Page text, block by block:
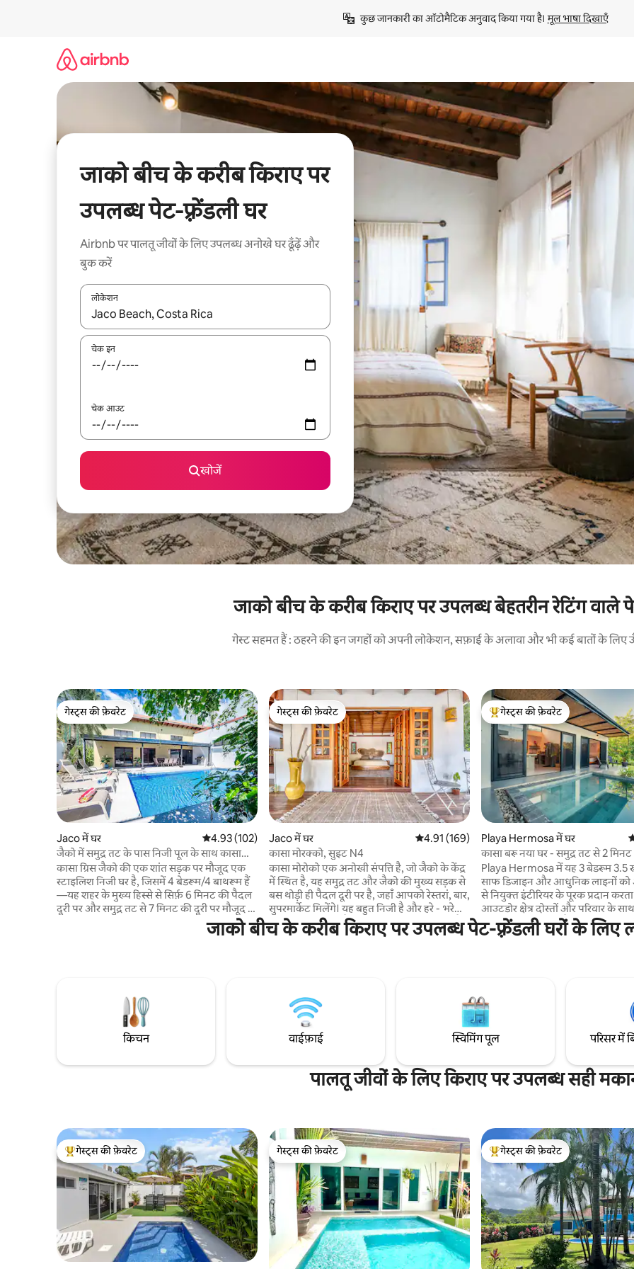
कुछ जानकारी का ऑटोमैटिक अनुवाद किया गया है। मूल भाषा दिखाएँ
जाको बीच के करीब किराए पर
उपलब्ध पेट-फ़्रेंडली घर
Airbnb पर पालतू जीवों के लिए उपलब्ध अनोखे घर ढूँढ़ें और
बुक करें
लोकेशन
नतीजों के उपलब्ध होने पर, अप और डाउन 'ऐरो की' का इस्तेमाल करके नेविगेट करें या टच या फिर स्वाइप जेस्चर का इस्तेमाल करके एक्सप्लोर करें।
चेक इन
चेक आउट
खोजें
जाको बीच के करीब किराए पर उपलब्ध बेहतरीन रेटिंग वाले
गेस्ट सहमत हैं : ठहरने की इन जगहों को अपनी लोकेशन, सफ़ाई के अलावा और भी कई बातों के लिए
गेस्ट्स की फ़ेवरेट
गेस्ट्स की फ़ेवरेट
Jaco में घर औसत रेटिंग 5 में से 4.93, 102 समीक्षाएँ
4.93 (102)
जैको में समुद्र तट के पास निजी पूल के साथ कासा
ग्रिस
कासा ग्रिस जैको की एक शांत सड़क पर मौजूद एक
स्टाइलिश निजी घर है, जिसमें 4 बेडरूम/4 बाथरूम हैं
—यह शहर के मुख्य हिस्से से सिर्फ़ 6 मिनट की पैदल
दूरी पर और समुद्र तट से 7 मिनट की दूरी पर मौजूद है।
एक बड़े, पूरी तरह से निजी पूल, 10 लोगों के लिए
डाइनिंग व्यवस्था वाली कवर्ड टेरेस, बारबेक्यू और
13 वयस्कों + 2 बच्चों के ठहरने की जगह। पालतू
जानवरों के लिए अनुकूल (1 कुत्ता, शुल्क लागू)।
गेस्ट्स की फ़ेवरेट
गेस्ट्स की फ़ेवरेट
Jaco में घर औसत रेटिंग 5 में से 4.91, 169 समीक्षाएँ
4.91 (169)
कासा मोरक्को, सुइट N4
कासा मोरोको एक अनोखी संपत्ति है, जो जैको के केंद्र
में स्थित है, यह समुद्र तट और जैको की मुख्य सड़क से
बस थोड़ी ही पैदल दूरी पर है, जहाँ आपको रेस्तरां, बार,
सुपरमार्केट मिलेंगे। यह बहुत निजी है और हरे - भरे
बगीचों से घिरा हुआ है। सुइट पूरी तरह से सुसज्जित है
और आराम से आपकी मेज़बानी करने के लिए तैयार
और सुरक्षा के लिए किसी भी मेहमान को आने की
इजाज़त नहीं
गेस्ट्स का टॉप फ़ेवरेट
गेस्ट्स की फ़ेवरेट
Playa Hermosa में घर
कासा बरू नया घर - समुद्र तट से 2 मिनट
Playa Hermosa में यह 3 बेडरूम 3.5
साफ डिजाइन और आधुनिक लाइनों को
से नियुक्त इंटीरियर के पूरक प्रदान करता
आउटडोर क्षेत्र दोस्तों और परिवार के
करने की अनुमति देते हैं, और स्विमिंग
रिकान सूरज का आनंद लेने के लिए एक
के साथ।
जाको बीच के करीब किराए पर उपलब्ध पेट-फ़्रेंडली घरों के लिए
किचन वाईफ़ाई स्विमिंग पूल परिसर में
पालतू जीवों के लिए किराए पर उपलब्ध सही
गेस्ट्स का टॉप फ़ेवरेट
गेस्ट्स की फ़ेवरेट
गेस्ट्स की फ़ेवरेट
गेस्ट्स की फ़ेवरेट
गेस्ट्स का टॉप फ़ेवरेट
गेस्ट्स की फ़ेवरेट